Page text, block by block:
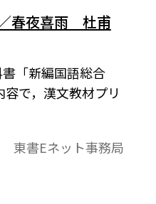
春夜喜雨 杜甫
「新編国語総合
容で，漢文教材プリ
東書Eネット事務局